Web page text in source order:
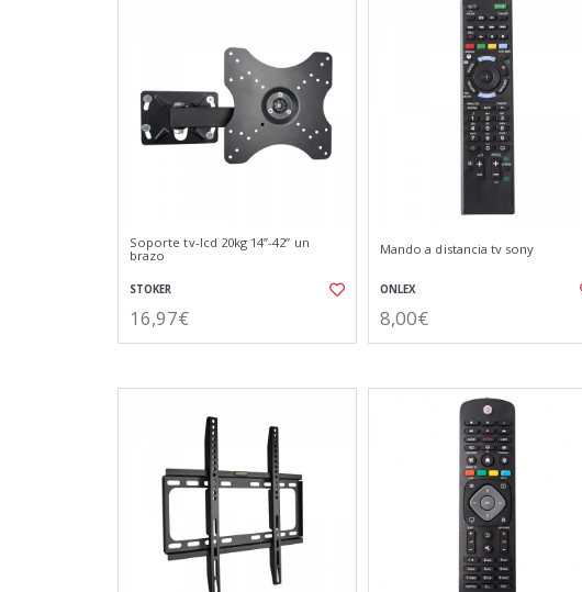
Soporte tv-lcd 20kg 14”-42” un
brazo
STOKER
16,97€
Mando a distancia tv sony
ONLEX
8,00€